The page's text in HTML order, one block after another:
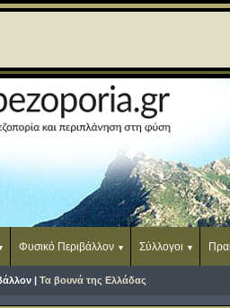
Φυσικό Περιβάλλον Σύλλογοι
| Τα βουνά της Ελλάδας